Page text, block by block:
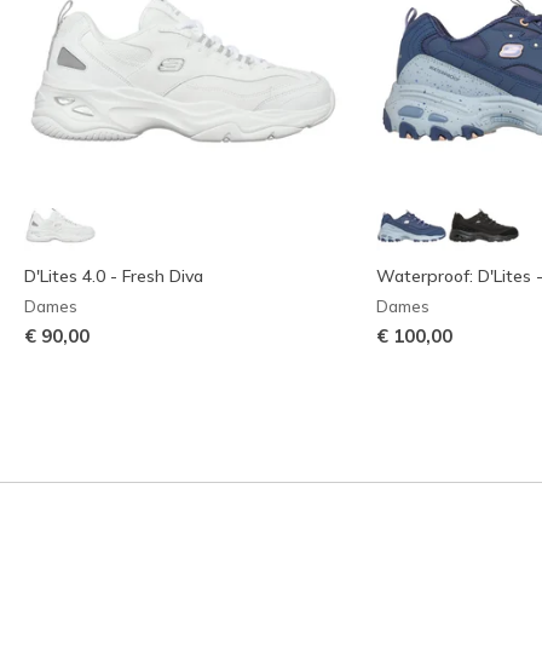
D'Lites 4.0 - Fresh Diva
Dames
€ 90,00
Waterproof: D'Lites
Dames
€ 100,00